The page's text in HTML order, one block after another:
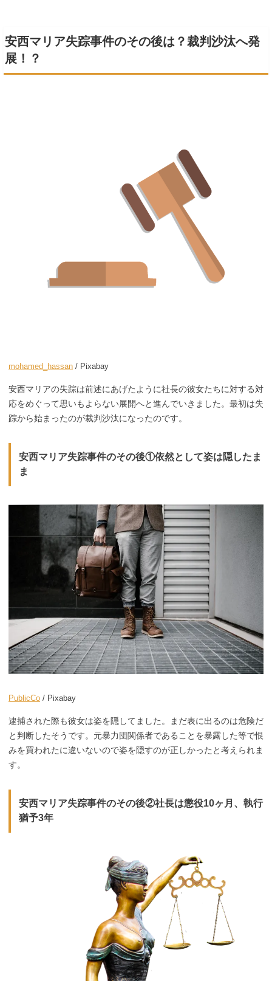
安西マリア失踪事件のその後は？裁判沙汰へ発
展！？
mohamed_hassan / Pixabay
安西マリアの失踪は前述にあげたように社長の彼女たちに対する対
応をめぐって思いもよらない展開へと進んでいきました。最初は失
踪から始まったのが裁判沙汰になったのです。
安西マリア失踪事件のその後①依然として姿は隠したま
ま
PublicCo / Pixabay
逮捕された際も彼女は姿を隠してました。まだ表に出るのは危険だ
と判断したそうです。元暴力団関係者であることを暴露した等で恨
みを買われたに違いないので姿を隠すのが正しかったと考えられま
す。
安西マリア失踪事件のその後②社長は懲役10ヶ月、執行
猶予3年